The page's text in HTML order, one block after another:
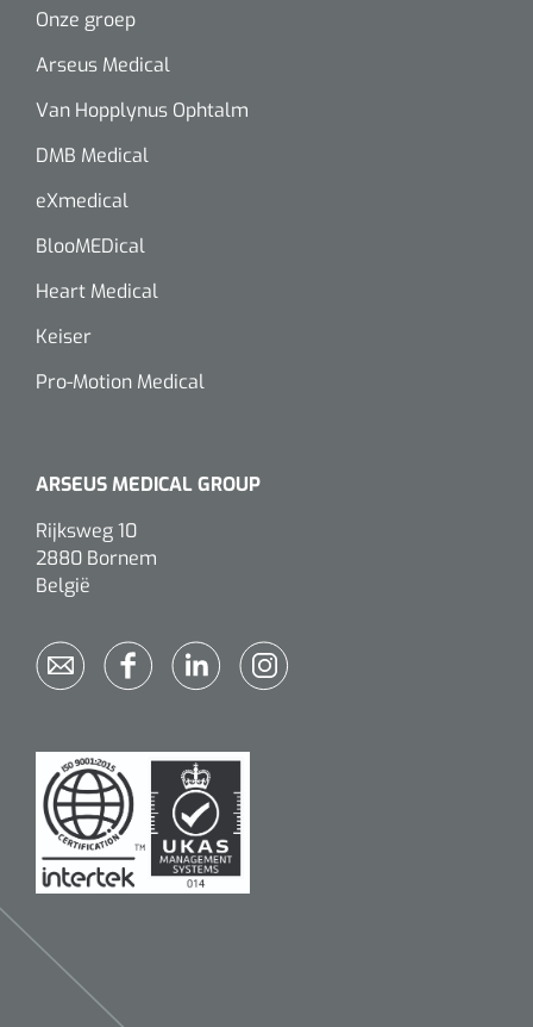
Onze groep
Arseus Medical
Van Hopplynus Ophtalm
DMB Medical
eXmedical
BlooMEDical
Heart Medical
Keiser
Pro-Motion Medical
ARSEUS MEDICAL GROUP
Rijksweg 10
2880 Bornem
België